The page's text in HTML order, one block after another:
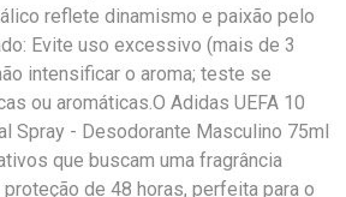
reflete dinamismo e paixão pelo
Evite uso excessivo (mais de 3
intensificar o aroma; teste se
ou aromáticas.O Adidas UEFA 10
Spray - Desodorante Masculino 75ml
que buscam uma fragrância
de 48 horas, perfeita para o